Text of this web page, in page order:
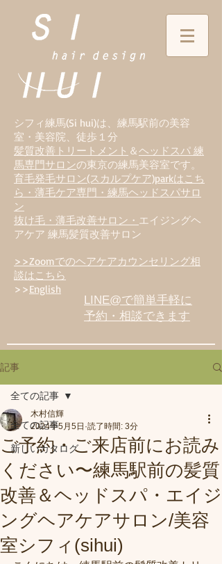
シフィ練馬(Si hui)は、 練馬駅前の美容
室・美容院、徒歩１分
髪質改善トリートメント ＆ヘッドスパ 練
馬専門サロンの東京の練馬美容室です。
育毛発毛サロン(スカルプケア)parkはこち
ら・薄毛ケア専門・練馬ヘッドスパサロ
ン
抜け毛・薄毛改善サロン・ エイジングヘ
アケア 練馬髪質改善サロン
>>Zoomでのヘアケアカウンセリング相
談はこちら
>>English
LINE@で簡単手軽に
予約・相談できます
記事
全ての記事
新しいカタログ
全ての記事
ご予約・ご来店前にお読み
ください〜練馬駅前の髪質
改善＆ヘッドスパ・エイジ
ングヘアケアサロン/美容
室シフィ(sihui)
木村信輝
2024年5月5日 読了時間: 3分